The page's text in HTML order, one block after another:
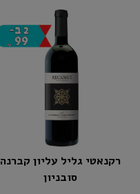
רקנאטי גליל עליון קברנה
סובניון